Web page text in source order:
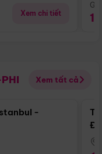
Xem chi tiết
Xem tất cả
Điểm nổi bật
-